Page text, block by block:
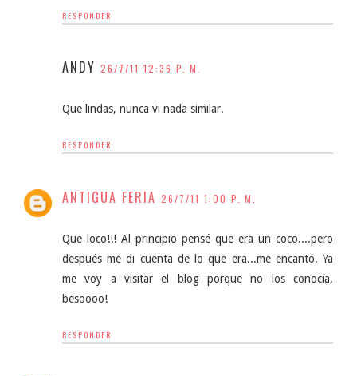
RESPONDER
ANDY 26/7/11 12:36 P. M.
Que lindas, nunca vi nada similar.
RESPONDER
ANTIGUA FERIA 26/7/11 1:00 P. M.
Que loco!!! Al principio pensé que era un coco....pero
después me di cuenta de lo que era...me encantó. Ya
me voy a visitar el blog porque no los conocía.
besoooo!
RESPONDER